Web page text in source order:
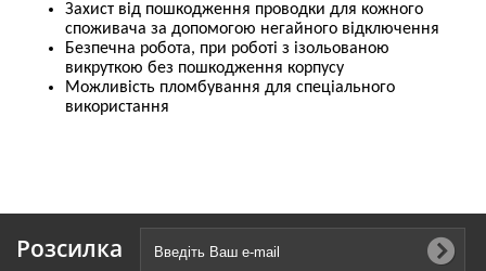
Захист від пошкодження проводки для кожного
споживача за допомогою негайного відключення
Безпечна робота, при роботі з ізольованою
викруткою без пошкодження корпусу
Можливість пломбування для спеціального
використання
Розсилка